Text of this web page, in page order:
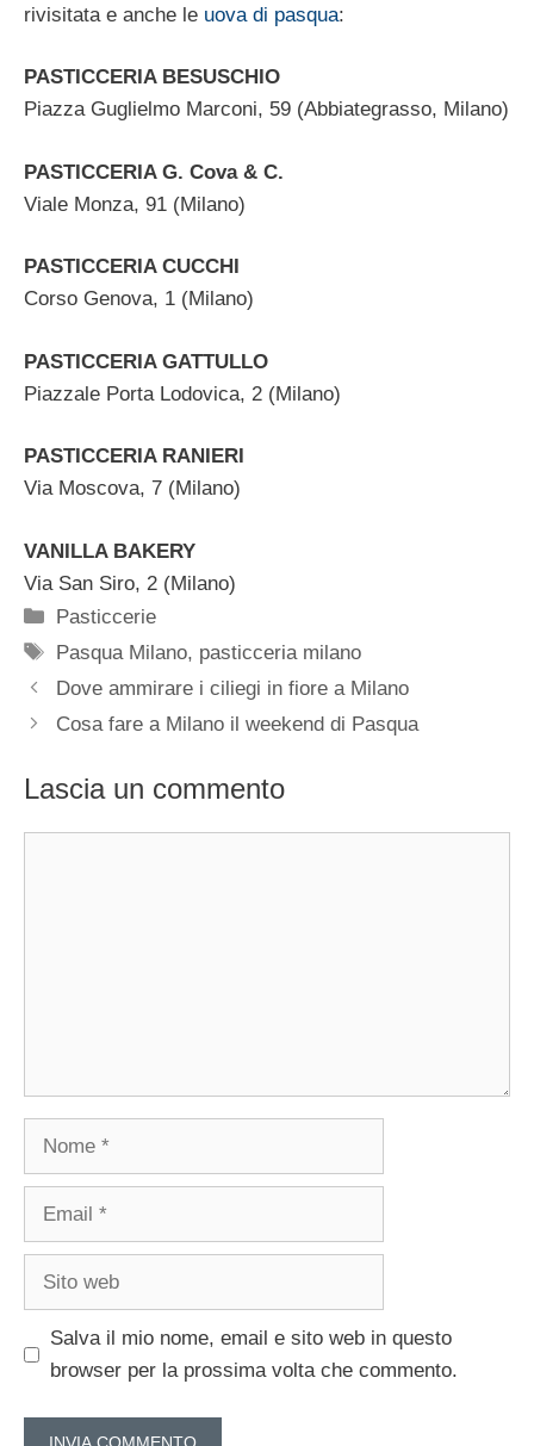
rivisitata e anche le uova di pasqua:
PASTICCERIA BESUSCHIO
Piazza Guglielmo Marconi, 59 (Abbiategrasso, Milano)
PASTICCERIA G. Cova & C.
Viale Monza, 91 (Milano)
PASTICCERIA CUCCHI
Corso Genova, 1 (Milano)
PASTICCERIA GATTULLO
Piazzale Porta Lodovica, 2 (Milano)
PASTICCERIA RANIERI
Via Moscova, 7 (Milano)
VANILLA BAKERY
Via San Siro, 2 (Milano)
Categorie
Pasticcerie
Tag
Pasqua Milano, pasticceria milano
Dove ammirare i ciliegi in fiore a Milano
Cosa fare a Milano il weekend di Pasqua
Lascia un commento
Nome
Email
Sito
Salva il mio nome, email e sito web in questo
browser per la prossima volta che commento.